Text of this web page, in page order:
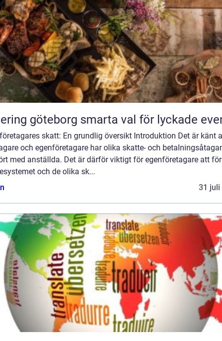
Catering göteborg smarta val för lyckade
skatt: En grundlig översikt Introduktion Det är känt
och egenföretagare har olika skatte- och
med anställda. Det är därför viktigt för egenföretagare att
och de olika sk...
31 juli